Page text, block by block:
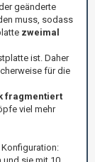
geänderte
muss, sodass
zweimal
ist. Daher
für die
fragmentiert
viel mehr